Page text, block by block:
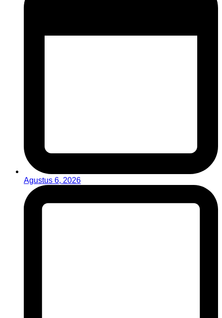
Agustus 6, 2026